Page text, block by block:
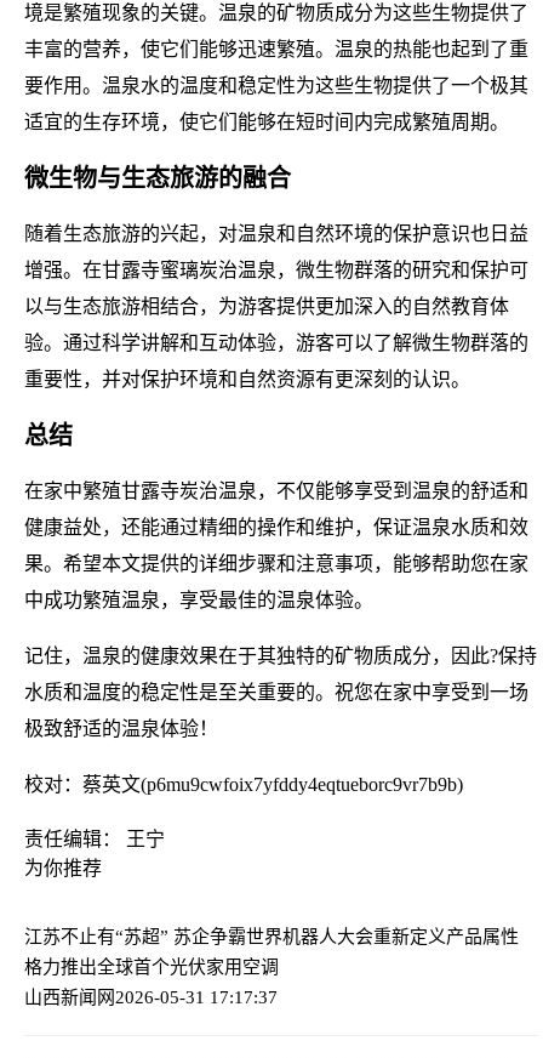
境是繁殖现象的关键。温泉的矿物质成分为这些生物提供了
丰富的营养，使它们能够迅速繁殖。温泉的热能也起到了重
要作用。温泉水的温度和稳定性为这些生物提供了一个极其
适宜的生存环境，使它们能够在短时间内完成繁殖周期。
微生物与生态旅游的融合
随着生态旅游的兴起，对温泉和自然环境的保护意识也日益
增强。在甘露寺蜜璃炭治温泉，微生物群落的研究和保护可
以与生态旅游相结合，为游客提供更加深入的自然教育体
验。通过科学讲解和互动体验，游客可以了解微生物群落的
重要性，并对保护环境和自然资源有更深刻的认识。
总结
在家中繁殖甘露寺炭治温泉，不仅能够享受到温泉的舒适和
健康益处，还能通过精细的操作和维护，保证温泉水质和效
果。希望本文提供的详细步骤和注意事项，能够帮助您在家
中成功繁殖温泉，享受最佳的温泉体验。
记住，温泉的健康效果在于其独特的矿物质成分，因此?保持
水质和温度的稳定性是至关重要的。祝您在家中享受到一场
极致舒适的温泉体验！
校对：蔡英文(p6mu9cwfoix7yfddy4eqtueborc9vr7b9b)
责任编辑： 王宁
为你推荐
江苏不止有“苏超” 苏企争霸世界机器人大会重新定义产品属性
格力推出全球首个光伏家用空调
山西新闻网2026-05-31 17:17:37